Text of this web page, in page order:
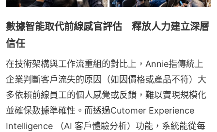
數據智能取代前線感官評估 釋放人力建立深層
信任
在技術架構與工作流重組的對比上，Annie指傳統上
企業判斷客戶流失的原因（如因價格或產品不符）大
多依賴前線員工的個人感覺或反饋，難以實現規模化
並確保數據準確性。而透過Cutomer Experience
Intelligence （AI 客戶體驗分析）功能，系統能從每